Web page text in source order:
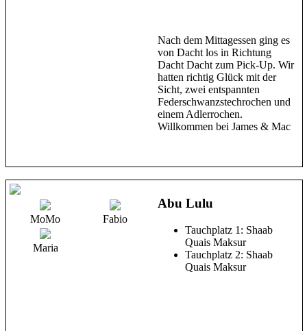
Nach dem Mittagessen ging es
von Dacht los in Richtung
Dacht Dacht zum Pick-Up. Wir
hatten richtig Glück mit der
Sicht, zwei entspannten
Federschwanzstechrochen und
einem Adlerrochen.
Willkommen bei James & Mac
MoMo Fabio
Maria
Abu Lulu
Tauchplatz 1: Shaab
Quais Maksur
Tauchplatz 2: Shaab
Quais Maksur